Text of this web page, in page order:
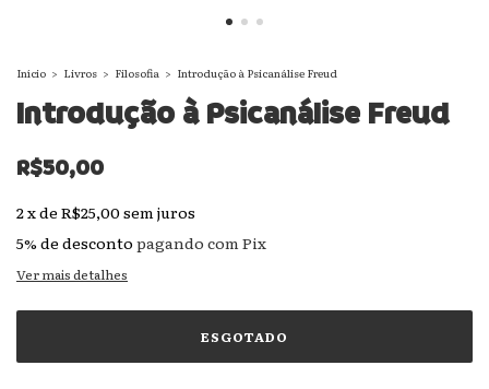
Início > Livros > Filosofia > Introdução à Psicanálise Freud
Introdução à Psicanálise Freud
R$50,00
2xde R$25,00 sem juros
5% de desconto pagando com Pix
Ver mais detalhes